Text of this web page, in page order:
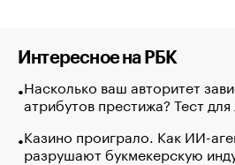
Интересное на РБК
Насколько ваш авторитет
атрибутов престижа? Тест
Казино проиграло. Как ИИ-
разрушают букмекерскую